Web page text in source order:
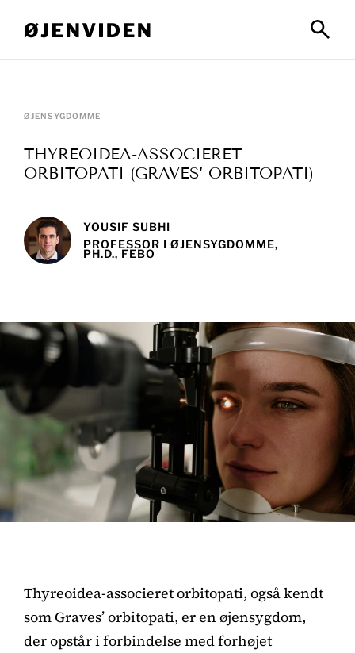
ØJENSYGDOMME
THYREOIDEA-ASSOCIERET
ORBITOPATI (GRAVES’ ORBITOPATI)
YOUSIF SUBHI
PROFESSOR I ØJENSYGDOMME,
PH.D., FEBO
Thyreoidea-associeret orbitopati, også kendt
som Graves’ orbitopati, er en øjensygdom,
der opstår i forbindelse med forhøjet